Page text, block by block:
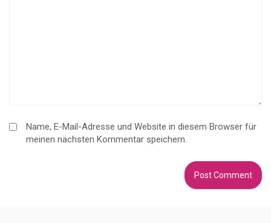
Name, E-Mail-Adresse und Website in diesem Browser für
meinen nächsten Kommentar speichern.